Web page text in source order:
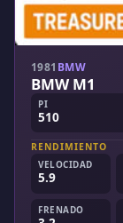
1981 BMW
BMW M1
PI
510
RENDIMIENTO
VELOCIDAD
5.9
FRENADO